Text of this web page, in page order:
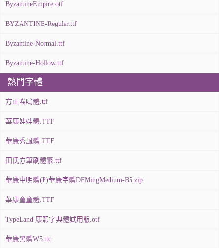
ByzantineEmpire.otf
BYZANTINE-Regular.ttf
Byzantine-Normal.ttf
Byzantine-Hollow.ttf
熱門字體
方正喵嗚體.ttf
華康娃娃體.TTF
華康秀風體.TTF
田氏方筆刷體繁.ttf
華康中明體(P)華康字體DFMingMedium-B5.zip
華康童童體.TTF
TypeLand 康熙字典體試用版.otf
華康黑體W5.ttc